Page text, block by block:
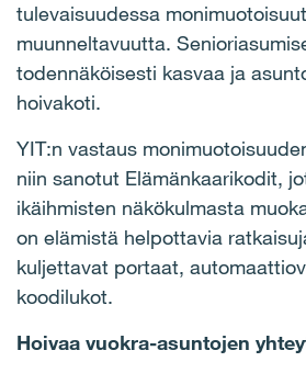
tulevaisuudessa
muunneltavuutta.
todennäköisesti kasvaa ja
hoivakoti.
YIT:n vastaus
niin sanotut Elämänkaarikodit,
ikäihmisten näkökulmasta
on elämistä helpottavia
kuljettavat portaat,
koodilukot.
Hoivaa vuokra-asuntojen